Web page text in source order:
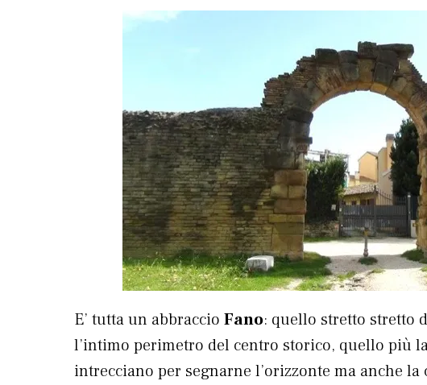
E’ tutta un abbraccio Fano: quello stretto stretto
l’intimo perimetro del centro storico, quello più
intrecciano per segnarne l’orizzonte ma anche